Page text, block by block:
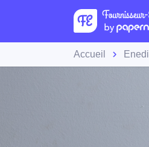
Accueil